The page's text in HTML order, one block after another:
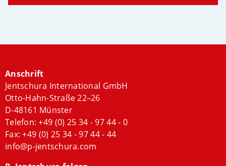
Anschrift
Jentschura International GmbH
Otto-Hahn-Straße 22–26
D-48161 Münster
Telefon:+49 (0) 25 34 - 97 44 - 0
Fax: +49 (0) 25 34 - 97 44 - 44
info@p-jentschura.com